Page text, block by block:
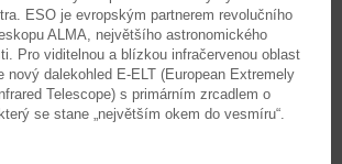
ESO je evropským partnerem revolučního
ALMA, největšího astronomického
Pro viditelnou a blízkou infračervenou oblast
nový dalekohled E-ELT (European Extremely
Telescope) s primárním zrcadlem o
se stane „největším okem do vesmíru“.